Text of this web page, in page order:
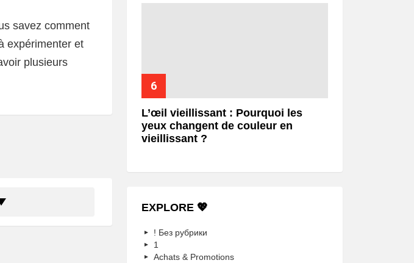
savez comment
expérimenter et
plusieurs
L’œil vieillissant : Pourquoi les
yeux changent de couleur en
vieillissant ?
EXPLORE 💖
! Без рубрики
1
Achats & Promotions